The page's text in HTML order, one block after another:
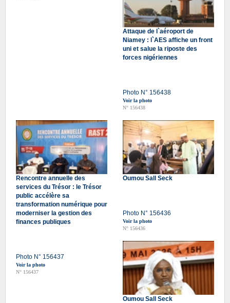
Attaque de l`aéroport de
Niamey : l`AES affiche un front
uni et salue la riposte des
forces nigériennes
Photo N° 156438
Voir la photo
N° 156438
Rencontre annuelle des
services du Trésor : le Trésor
public accélère sa
transformation numérique pour
moderniser la gestion des
finances publiques
Photo N° 156437
Voir la photo
N° 156437
Oumou Sall Seck
Photo N° 156436
Voir la photo
N° 156436
Oumou Sall Seck